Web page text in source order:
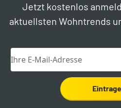
Jetzt kostenlos
aktuellsten Wohntrends